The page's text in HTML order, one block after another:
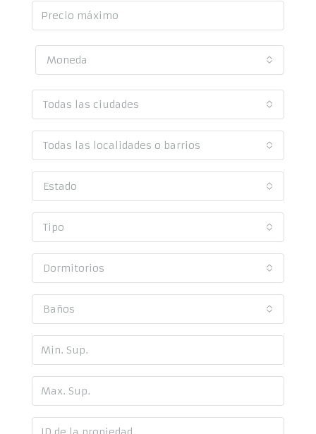
Moneda
Todas las ciudades
Todas las localidades o barrios
Estado
Tipo
Dormitorios
Baños